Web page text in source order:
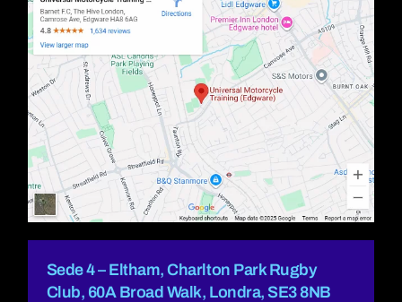
Sede 4 – Eltham, Charlton Park Rugby
Club, 60A Broad Walk, Londra, SE3 8NB